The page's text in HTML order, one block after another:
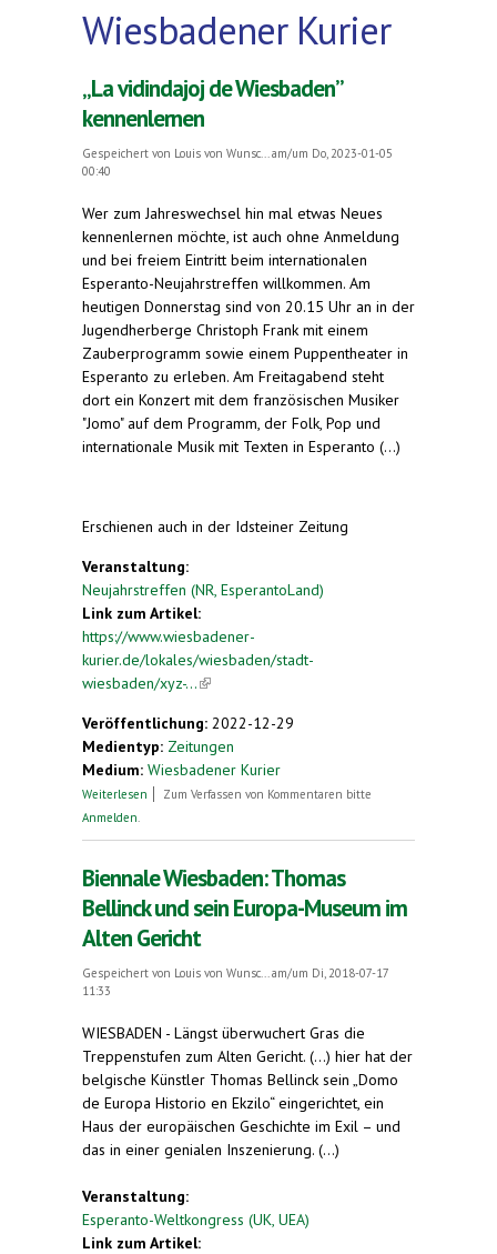
Wiesbadener Kurier
„La vidindajoj de Wiesbaden”
kennenlernen
Gespeichert von Louis von Wunsc...
am/um Do, 2023-01-05
00:40
Wer zum Jahreswechsel hin mal etwas Neues
kennenlernen möchte, ist auch ohne Anmeldung
und bei freiem Eintritt beim internationalen
Esperanto-Neujahrstreffen willkommen. Am
heutigen Donnerstag sind von 20.15 Uhr an in der
Jugendherberge Christoph Frank mit einem
Zauberprogramm sowie einem Puppentheater in
Esperanto zu erleben. Am Freitagabend steht
dort ein Konzert mit dem französischen Musiker
"Jomo" auf dem Programm, der Folk, Pop und
internationale Musik mit Texten in Esperanto (...)
Erschienen auch in der Idsteiner Zeitung
Veranstaltung:
Neujahrstreffen (NR, EsperantoLand)
Link zum Artikel:
https://www.wiesbadener-
kurier.de/lokales/wiesbaden/stadt-
wiesbaden/xyz-...(link is external)
Veröffentlichung: 2022-12-29
Medientyp: Zeitungen
Medium: Wiesbadener Kurier
Weiterlesen über „La vidindajoj de Wiesbaden” kennenlernen
Zum Verfassen von Kommentaren bitte
Anmelden
Biennale Wiesbaden: Thomas
Bellinck und sein Europa-Museum im
Alten Gericht
Gespeichert von Louis von Wunsc...
am/um Di, 2018-07-17
11:33
WIESBADEN - Längst überwuchert Gras die
Treppenstufen zum Alten Gericht. (...) hier hat der
belgische Künstler Thomas Bellinck sein „Domo
de Europa Historio en Ekzilo“ eingerichtet, ein
Haus der europäischen Geschichte im Exil – und
das in einer genialen Inszenierung. (...)
Veranstaltung:
Esperanto-Weltkongress (UK, UEA)
Link zum Artikel: